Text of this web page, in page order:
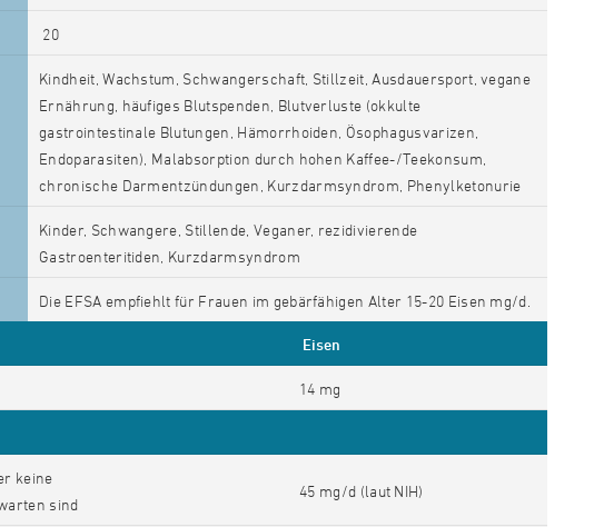
20
Kindheit, Wachstum, Schwangerschaft, Stillzeit, Ausdauersport, vegane
Ernährung, häufiges Blutspenden, Blutverluste (okkulte
gastrointestinale Blutungen, Hämorrhoiden, Ösophagusvarizen,
Endoparasiten), Malabsorption durch hohen Kaffee-/Teekonsum,
chronische Darmentzündungen, Kurzdarmsyndrom, Phenylketonurie
Kinder, Schwangere, Stillende, Veganer, rezidivierende
Gastroenteritiden, Kurzdarmsyndrom
Die EFSA empfiehlt für Frauen im gebärfähigen Alter 15-20 Eisen mg/d.
Eisen
14 mg
keine
sind
45 mg/d (laut NIH)